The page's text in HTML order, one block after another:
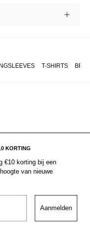
T-SHIRTS
KORTING
€10 korting bij een
van nieuwe
Aanmelden